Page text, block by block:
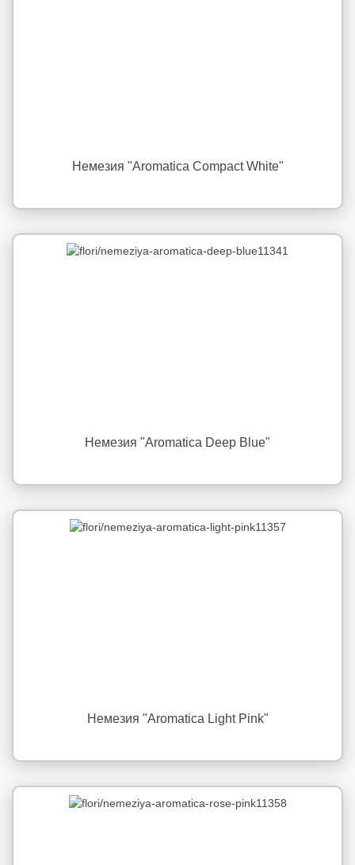
Немезия "Aromatica Compact White"
Немезия "Aromatica Deep Blue"
Немезия "Aromatica Light Pink"